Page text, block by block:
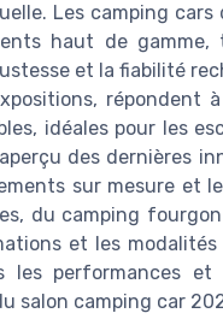
Les camping
haut de gamme,
et la fiabilité
répondent
idéales pour les
des dernières
sur mesure et
du camping
et les
les performances
salon camping car